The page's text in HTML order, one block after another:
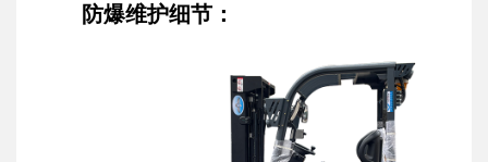
防爆维护细节：